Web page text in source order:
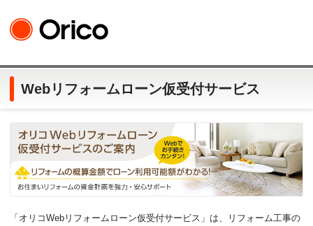
Webリフォームローン仮受付サービス
「オリコWebリフォームローン仮受付サービス」は、リフォーム工事の